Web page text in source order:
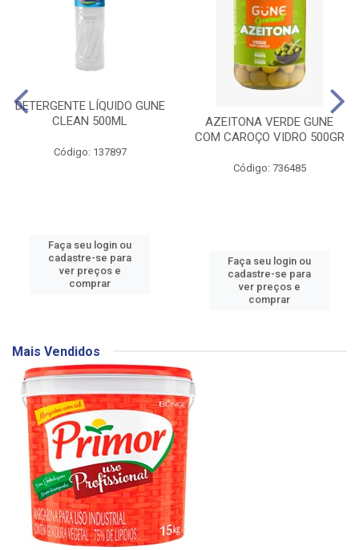
DETERGENTE LÍQUIDO GUNE
CLEAN 500ML
Código: 137897
Faça seu login ou
cadastre-se para
ver preços e
comprar
AZEITONA VERDE GUNE
COM CAROÇO VIDRO 500GR
Código: 736485
Faça seu login ou
cadastre-se para
ver preços e
comprar
Mais Vendidos